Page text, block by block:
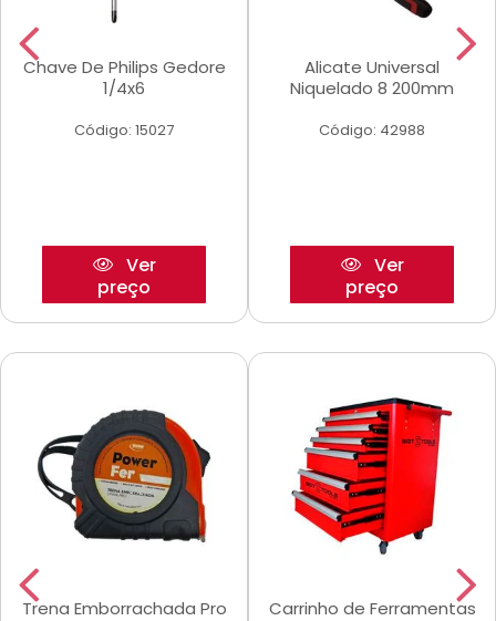
Chave De Philips Gedore
1/4x6
Código: 15027
Ver
preço
Alicate Universal
Niquelado 8 200mm
Código: 42988
Ver
preço
Trena Emborrachada Pro
Carrinho de Ferramentas